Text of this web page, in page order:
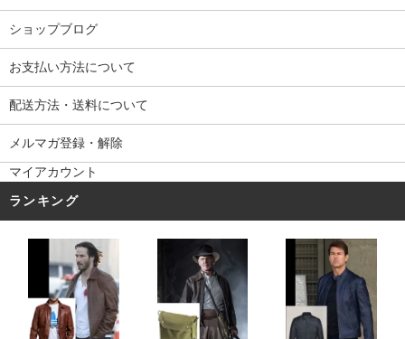
ショップブログ
お支払い方法について
配送方法・送料について
メルマガ登録・解除
マイアカウント
ランキング